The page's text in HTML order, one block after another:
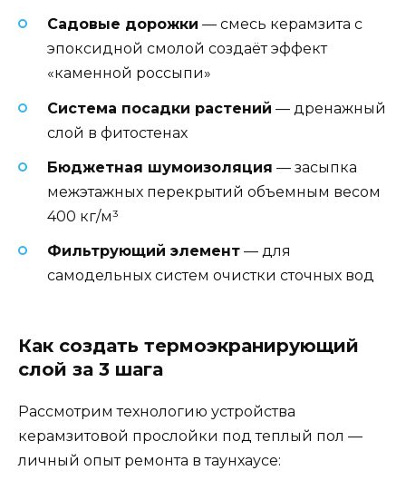
Садовые дорожки — смесь керамзита с
эпоксидной смолой создаёт эффект
«каменной россыпи»
Система посадки растений — дренажный
слой в фитостенах
Бюджетная шумоизоляция — засыпка
межэтажных перекрытий объемным весом
400 кг/м³
Фильтрующий элемент — для
самодельных систем очистки сточных вод
Как создать термоэкранирующий
слой за 3 шага
Рассмотрим технологию устройства
керамзитовой прослойки под теплый пол —
личный опыт ремонта в таунхаусе: